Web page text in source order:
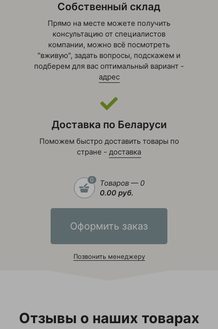
Собственный склад
Прямо на месте можете получить
консультацию от специалистов
компании, можно всё посмотреть
"вживую", задать вопросы, подскажем и
подберем для вас оптимальный вариант -
адрес
Доставка по Беларуси
Поможем быстро доставить товары по
стране - доставка
0
Товаров — 0
0.00 руб.
Оформить заказ
Позвонить менеджеру
Отзывы о наших товарах